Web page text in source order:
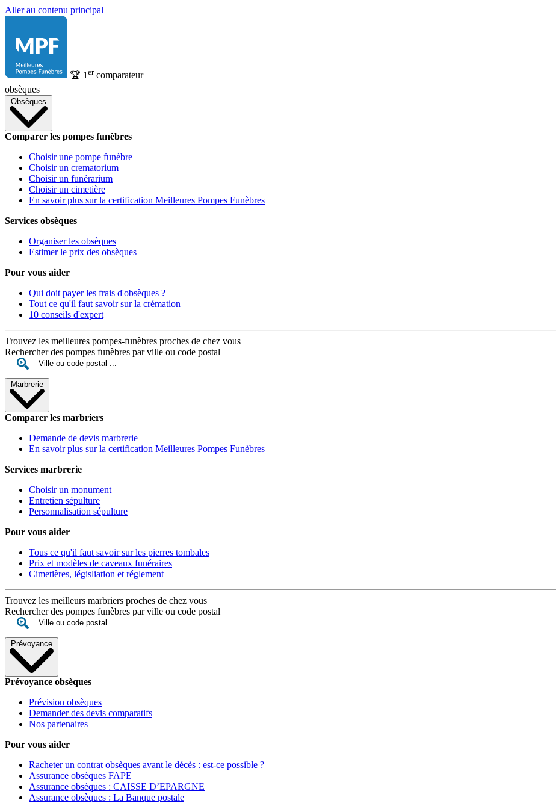
Aller au contenu principal
🏆 1 ercomparateur
obsèques
Obsèques
Comparer les pompes funèbres
Choisir une pompe funèbre
Choisir un crematorium
Choisir un funérarium
Choisir un cimetière
En savoir plus sur la certification Meilleures Pompes Funèbres
Services obsèques
Organiser les obsèques
Estimer le prix des obsèques
Pour vous aider
Qui doit payer les frais d'obsèques ?
Tout ce qu'il faut savoir sur la crémation
10 conseils d'expert
Trouvez les meilleures pompes-funèbres proches de chez vous
Rechercher des pompes funèbres par ville ou code postal
Marbrerie
Comparer les marbriers
Demande de devis marbrerie
En savoir plus sur la certification Meilleures Pompes Funèbres
Services marbrerie
Choisir un monument
Entretien sépulture
Personnalisation sépulture
Pour vous aider
Tous ce qu'il faut savoir sur les pierres tombales
Prix et modèles de caveaux funéraires
Cimetières, législiation et réglement
Trouvez les meilleurs marbriers proches de chez vous
Rechercher des pompes funèbres par ville ou code postal
Prévoyance
Prévoyance obsèques
Prévision obsèques
Demander des devis comparatifs
Nos partenaires
Pour vous aider
Racheter un contrat obsèques avant le décès : est-ce possible ?
Assurance obsèques FAPE
Assurance obsèques : CAISSE D’EPARGNE
Assurance obsèques : La Banque postale